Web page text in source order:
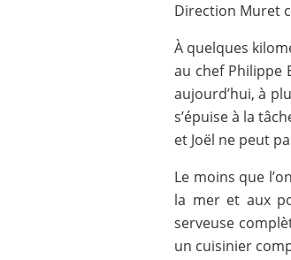
Direction Muret
À quelques
au chef Philippe
aujourd’hui, à
s’épuise à la
et Joël ne peut
Le moins que
la mer et aux
serveuse
un cuisinier